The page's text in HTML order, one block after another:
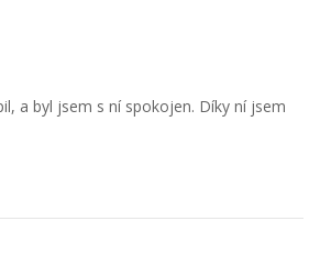
a byl jsem s ní spokojen. Díky ní jsem